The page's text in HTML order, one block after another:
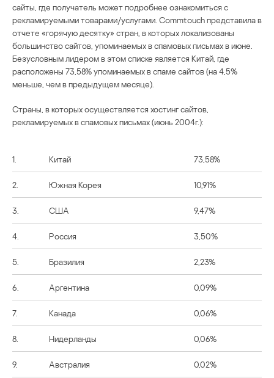
сайты, где получатель может подробнее ознакомиться с
рекламируемыми товарами/услугами. Commtouch представила в
отчете «горячую десятку» стран, в которых локализованы
большинство сайтов, упоминаемых в спамовых письмах в июне.
Безусловным лидером в этом списке является Китай, где
расположены 73,58% упоминаемых в спаме сайтов (на 4,5%
меньше, чем в предыдущем месяце).
Страны, в которых осуществляется хостинг сайтов,
рекламируемых в спамовых письмах (июнь 2004г.):
1. Китай 73,58%
2. Южная Корея 10,91%
3. США 9,47%
4. Россия 3,50%
5. Бразилия 2,23%
6. Аргентина 0,09%
7. Канада 0,06%
8. Нидерланды 0,06%
9. Австралия 0,02%